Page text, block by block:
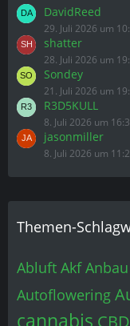
DavidReed
29. Juli 2026 um
shatter
28. Juli 2026 um
Sondey
21. Juli 2026 um
R3D5KULL
8. Juli 2026 um
jasonmiller
8. Juli 2026 um
Themen-
Abluft Akf Anbau
Autoflowering
cannabis CBD